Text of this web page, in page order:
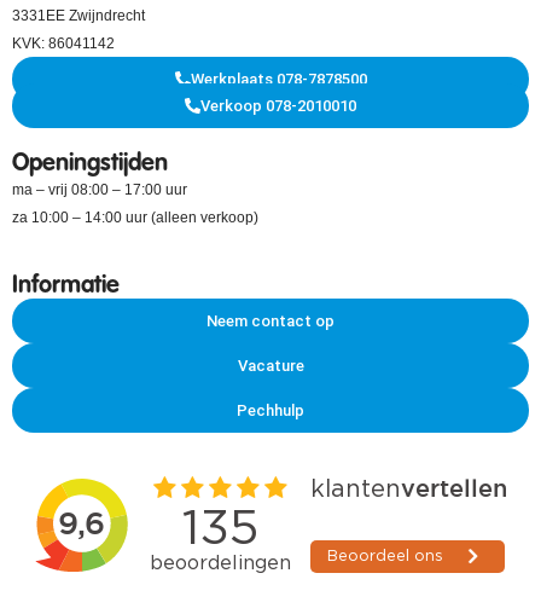
3331EE Zwijndrecht
KVK: 86041142
Werkplaats 078-7878500
Verkoop 078-2010010
Openingstijden
ma – vrij 08:00 – 17:00 uur
za 10:00 – 14:00 uur (alleen verkoop)
Informatie
Neem contact op
Vacature
Pechhulp